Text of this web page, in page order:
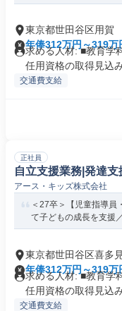
東京都世田谷区用賀
年俸312万円～319万
求める人材: ■教育学
任用資格の取得見込
交通費支給
正社員
自立支援業務|発達
アース・キッズ株式会社
＜27卒＞【児童指導員
て子どもの成長を支援
東京都世田谷区喜多
年俸312万円～319万
求める人材: ■教育学
任用資格の取得見込
交通費支給